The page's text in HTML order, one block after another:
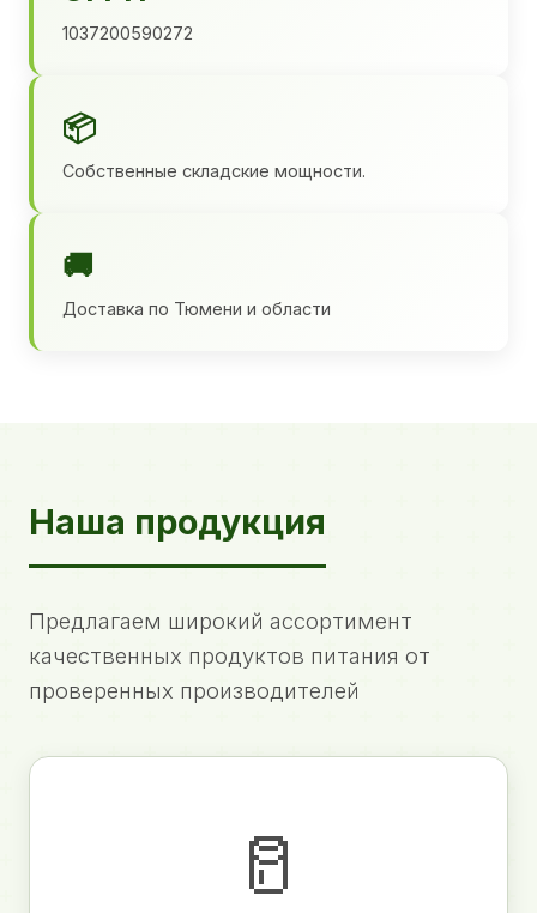
1037200590272
📦
Собственные складские мощности.
🚚
Доставка по Тюмени и области
Наша продукция
Предлагаем широкий ассортимент
качественных продуктов питания от
проверенных производителей
🥛